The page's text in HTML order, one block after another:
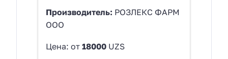
Производитель: РОЗЛЕКС ФАРМ
ООО
Цена: от 18000 UZS